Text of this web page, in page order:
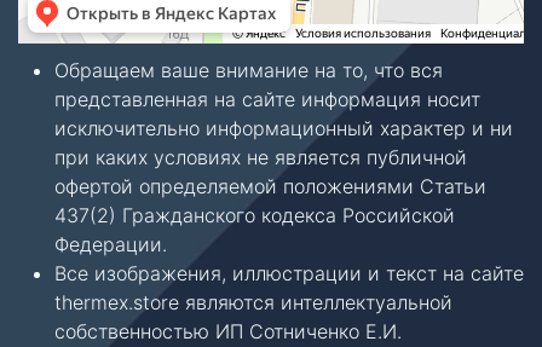
Обращаем ваше внимание на то, что вся
представленная на сайте информация носит
исключительно информационный характер и ни
при каких условиях не является публичной
офертой определяемой положениями Статьи
437(2) Гражданского кодекса Российской
Федерации.
Все изображения, иллюстрации и текст на сайте
thermex.store являются интеллектуальной
собственностью ИП Сотниченко Е.И.